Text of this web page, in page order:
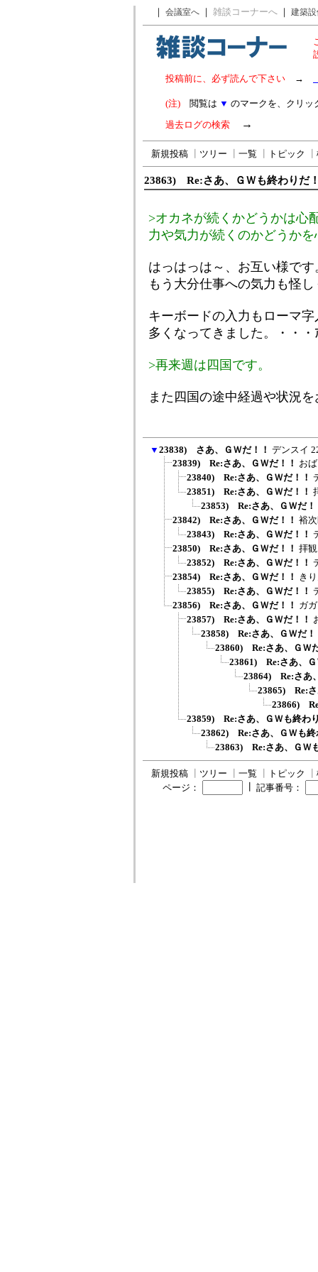
｜ 会議室へ ｜ 雑談コーナーへ ｜ 建築
投稿前に、必ず読んで下さい →
(注) 閲覧は ▼ のマークを、クリッ
過去ログの検索 →
新規投稿 ツリー 一覧 トピック
23863) Re:さあ、ＧＷも終わりだ
>オカネが続くかどうかは心
力や気力が続くのかどうか
はっはっは～、お互い様です
もう大分仕事への気力も怪
キーボードの入力もローマ
多くなってきました。・・・
>再来週は四国です。
また四国の途中経過や状況
▼ 23838) さあ、ＧＷだ！！ デンスイ
23839) Re:さあ、ＧＷだ！！ お
23840) Re:さあ、ＧＷだ！！
23851) Re:さあ、ＧＷだ！！
23853) Re:さあ、ＧＷだ！
23842) Re:さあ、ＧＷだ！！ 裕
23843) Re:さあ、ＧＷだ！！
23850) Re:さあ、ＧＷだ！！ 拝
23852) Re:さあ、ＧＷだ！！
23854) Re:さあ、ＧＷだ！！
き
23855) Re:さあ、ＧＷだ！！
23856) Re:さあ、ＧＷだ！！ ガ
23857) Re:さあ、ＧＷだ！！
23858) Re:さあ、ＧＷだ！
23860) Re:さあ、ＧＷ
23861) Re:さあ、Ｇ
23864) Re:さあ
23865) Re:さ
23866)
23859) Re:さあ、ＧＷも終わ
23862) Re:さあ、ＧＷも終
23863) Re:さあ、ＧＷ
新規投稿 ツリー 一覧 トピック
ページ：
記事番号：